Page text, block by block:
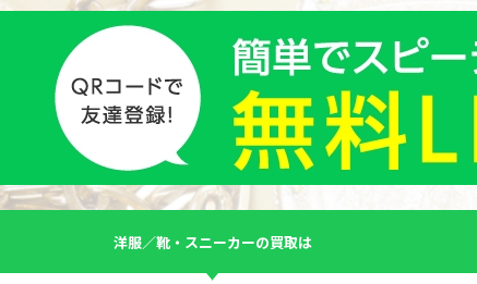
洋服／靴・スニーカーの買取は